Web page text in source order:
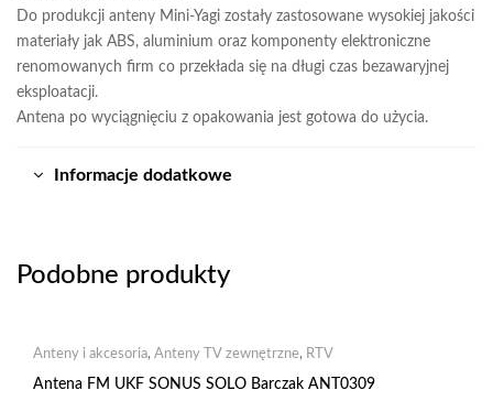
Do produkcji anteny Mini-Yagi zostały zastosowane wysokiej jakości
materiały jak ABS, aluminium oraz komponenty elektroniczne
renomowanych firm co przekłada się na długi czas bezawaryjnej
eksploatacji.
Antena po wyciągnięciu z opakowania jest gotowa do użycia.
Informacje dodatkowe
Podobne produkty
Anteny i akcesoria, Anteny TV zewnętrzne, RTV
Antena FM UKF SONUS SOLO Barczak ANT0309